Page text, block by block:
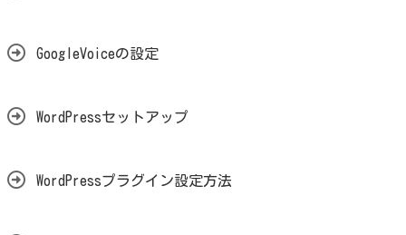
GoogleVoiceの設定
WordPressセットアップ
WordPressプラグイン設定方法